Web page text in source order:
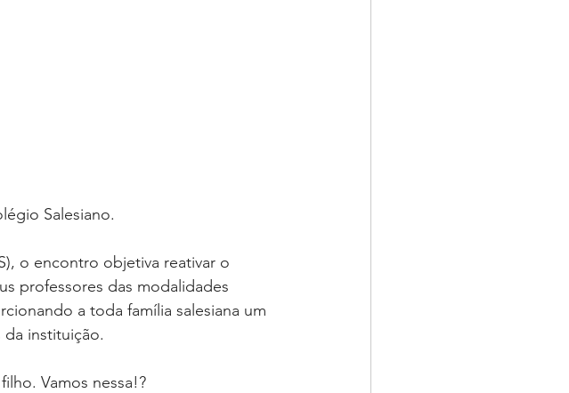
Salesiano.
o encontro objetiva reativar o
professores das modalidades
a toda família salesiana um
instituição.⁣
Vamos nessa!?⁣